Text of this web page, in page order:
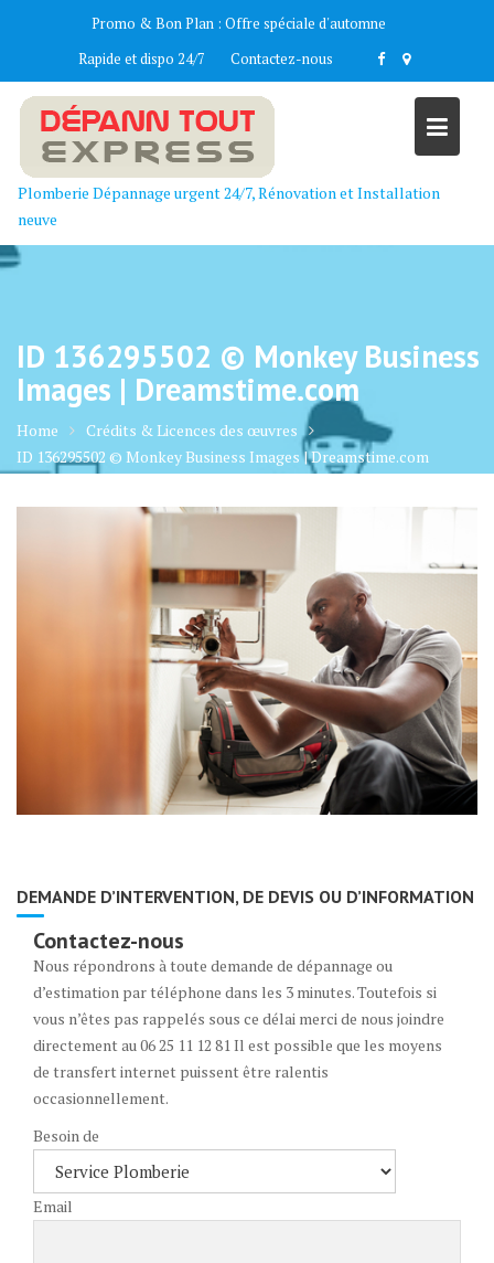
Promo & Bon Plan : Offre spéciale d'automne
Rapide et dispo 24/7
Contactez-nous
Plomberie Dépannage urgent 24/7, Rénovation et Installation
neuve
ID 136295502 © Monkey Business
Images | Dreamstime.com
Home
Crédits & Licences des œuvres
ID 136295502 © Monkey Business Images | Dreamstime.com
DEMANDE D’INTERVENTION, DE DEVIS OU D’INFORMATION
Contactez-nous
Nous répondrons à toute demande de dépannage ou
d’estimation par téléphone dans les 3 minutes. Toutefois si
vous n’êtes pas rappelés sous ce délai merci de nous joindre
directement au 06 25 11 12 81 Il est possible que les moyens
de transfert internet puissent être ralentis
occasionnellement.
Besoin de
Email